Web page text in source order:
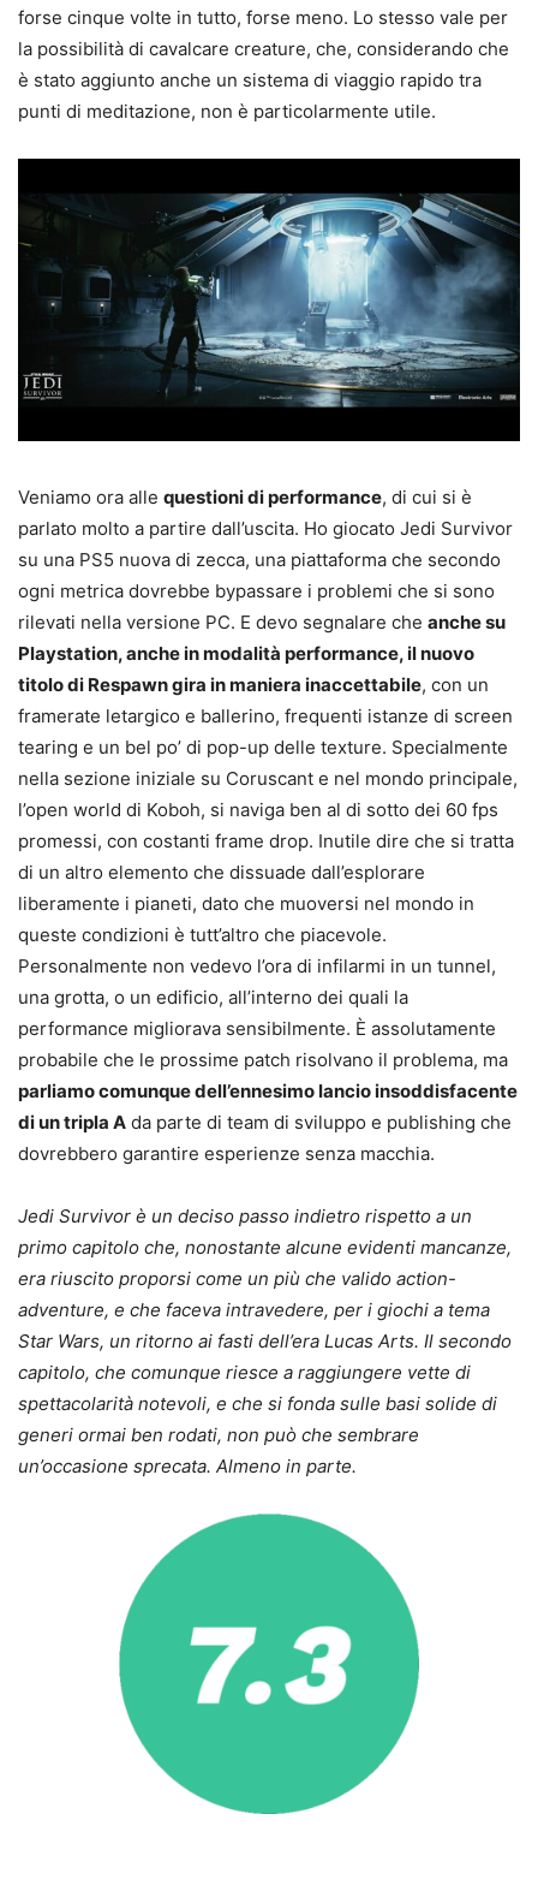
forse cinque volte in tutto, forse meno. Lo stesso vale per
la possibilità di cavalcare creature, che, considerando che
è stato aggiunto anche un sistema di viaggio rapido tra
punti di meditazione, non è particolarmente utile.
Veniamo ora alle questioni di performance, di cui si è
parlato molto a partire dall’uscita. Ho giocato Jedi Survivor
su una PS5 nuova di zecca, una piattaforma che secondo
ogni metrica dovrebbe bypassare i problemi che si sono
rilevati nella versione PC. E devo segnalare che anche su
Playstation, anche in modalità performance, il nuovo
titolo di Respawn gira in maniera inaccettabile, con un
framerate letargico e ballerino, frequenti istanze di screen
tearing e un bel po’ di pop-up delle texture. Specialmente
nella sezione iniziale su Coruscant e nel mondo principale,
l’open world di Koboh, si naviga ben al di sotto dei 60 fps
promessi, con costanti frame drop. Inutile dire che si tratta
di un altro elemento che dissuade dall’esplorare
liberamente i pianeti, dato che muoversi nel mondo in
queste condizioni è tutt’altro che piacevole.
Personalmente non vedevo l’ora di infilarmi in un tunnel,
una grotta, o un edificio, all’interno dei quali la
performance migliorava sensibilmente. È assolutamente
probabile che le prossime patch risolvano il problema, ma
parliamo comunque dell’ennesimo lancio insoddisfacente
di un tripla A da parte di team di sviluppo e publishing che
dovrebbero garantire esperienze senza macchia.
Jedi Survivor è un deciso passo indietro rispetto a un
primo capitolo che, nonostante alcune evidenti mancanze,
era riuscito proporsi come un più che valido action-
adventure, e che faceva intravedere, per i giochi a tema
Star Wars, un ritorno ai fasti dell’era Lucas Arts. Il secondo
capitolo, che comunque riesce a raggiungere vette di
spettacolarità notevoli, e che si fonda sulle basi solide di
generi ormai ben rodati, non può che sembrare
un’occasione sprecata. Almeno in parte.